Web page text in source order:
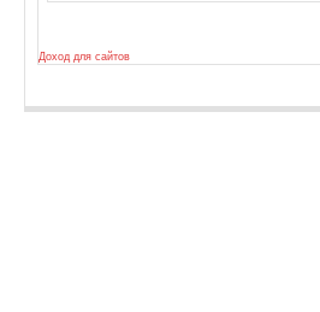
Доход для сайтов